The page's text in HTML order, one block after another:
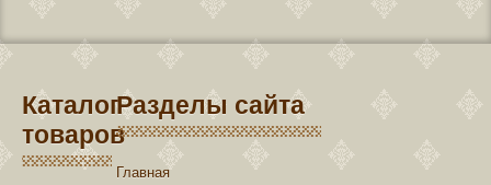
Каталог
товаров
Разделы сайта
Главная